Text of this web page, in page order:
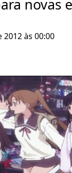
novas
2012 às 00:00